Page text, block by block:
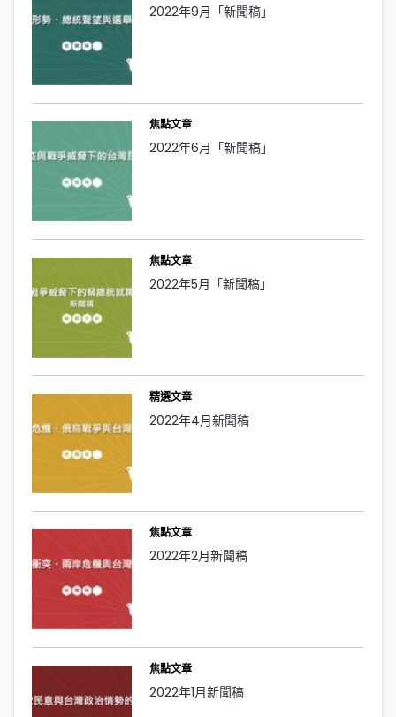
2022年9月「新聞稿」
焦點文章
2022年6月「新聞稿」
焦點文章
2022年5月「新聞稿」
精選文章
2022年4月新聞稿
焦點文章
2022年2月新聞稿
焦點文章
2022年1月新聞稿